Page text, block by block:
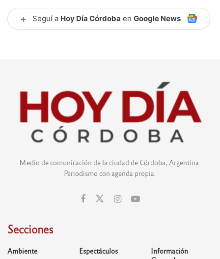
+ Seguí a Hoy Día Córdoba en Google News
Medio de comunicación de la ciudad de Córdoba, Argentina.
Periodismo con agenda propia.
Secciones
Ambiente
Espectáculos
Información